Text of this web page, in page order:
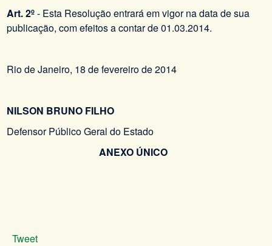
Art. 2º- Esta Resolução entrará em vigor na data de sua
publicação, com efeitos a contar de 01.03.2014.
Rio de Janeiro, 18 de fevereiro de 2014
NILSON BRUNO FILHO
Defensor Público Geral do Estado
ANEXO ÚNICO
Tweet